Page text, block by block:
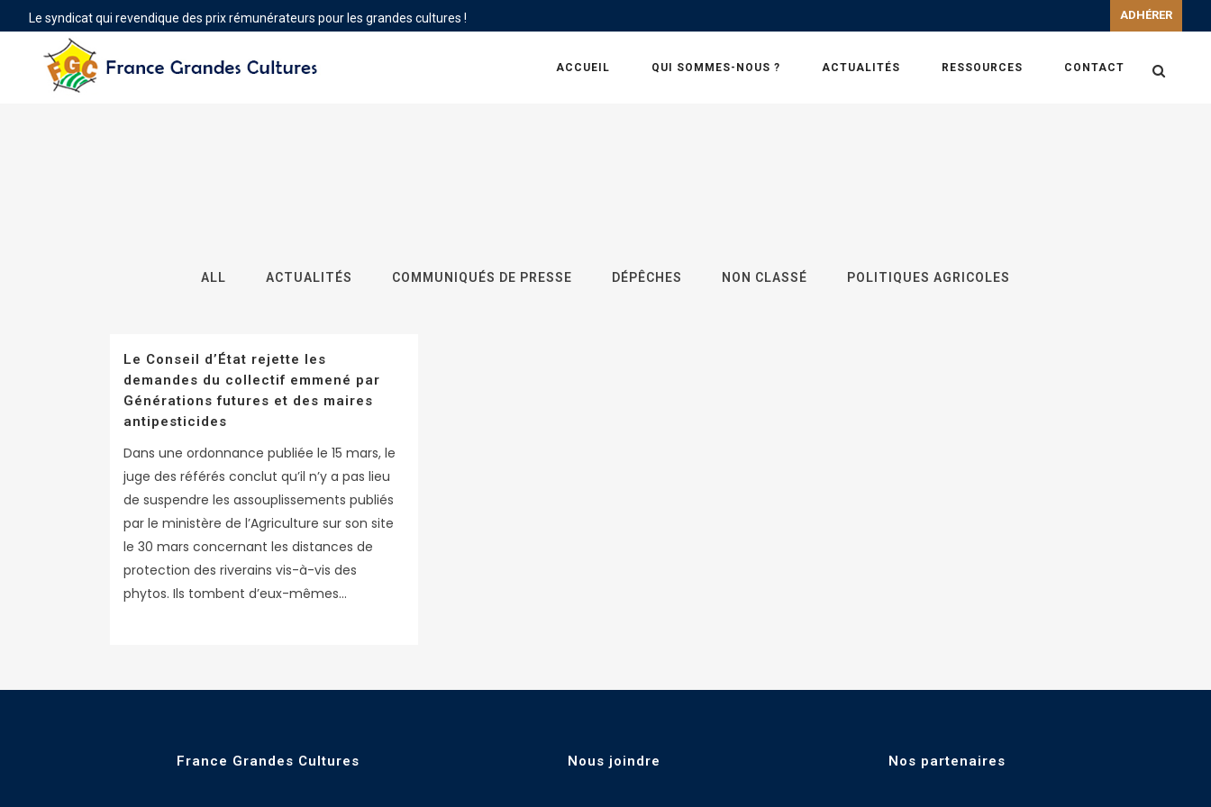
Le syndicat qui revendique des prix rémunérateurs pour les grandes cultures ! ADHÉRER
ACCUEIL QUI SOMMES-NOUS ? ACTUALITÉS RESSOURCES CONTACT
ALL ACTUALITÉS COMMUNIQUÉS DE PRESSE DÉPÊCHES NON CLASSÉ POLITIQUES AGRICOLES
Le Conseil d’État rejette les
demandes du collectif emmené par
Générations futures et des maires
antipesticides
Dans une ordonnance publiée le 15 mars, le
juge des référés conclut qu’il n’y a pas lieu
de suspendre les assouplissements publiés
par le ministère de l’Agriculture sur son site
le 30 mars concernant les distances de
protection des riverains vis-à-vis des
phytos. Ils tombent d’eux-mêmes...
France Grandes Cultures Nous joindre Nos partenaires